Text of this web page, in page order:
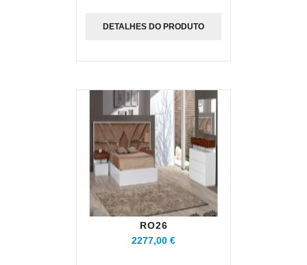
DETALHES DO PRODUTO
RO26
2277,00 €